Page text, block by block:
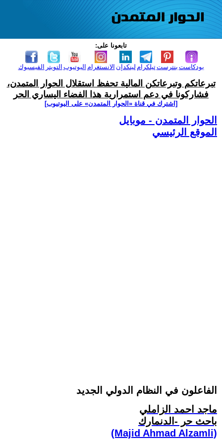
تابعونا على:
الفيسبوك التويتر اليوتيوب الانستغرام لينكدإن تيلكرامبنترست بودكاست
تبرعاتكم وتبرعاتكن المالية تحفظ استقلال الحوار المتمدن،
فشاركونا في دعم استمرارية هذا الفضاء اليساري الحر
[اشترك في قناة ‫«الحوار المتمدن» على اليوتيوب]
الحوار المتمدن - موبايل
الموقع الرئيسي
الفاعلون في النظام الدولي الجديد
ماجد احمد الزاملي
باحث حر -الدنمارك
(Majid Ahmad Alzamli)